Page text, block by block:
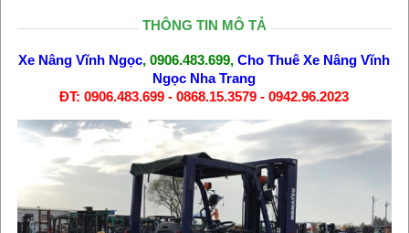
THÔNG TIN MÔ TẢ
Xe Nâng Vĩnh Ngọc, 0906.483.699,Cho Thuê Xe Nâng Vĩnh
Ngọc Nha Trang
ĐT: 0906.483.699 - 0868.15.3579 - 0942.96.2023